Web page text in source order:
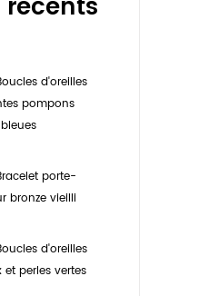
d'oreilles
pompons
porte-
bronze vieilli
d'oreilles
et perles vertes